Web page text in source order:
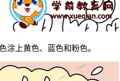
上黄色、蓝色和粉色。